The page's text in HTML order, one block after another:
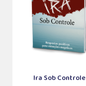
Ira Sob Controle